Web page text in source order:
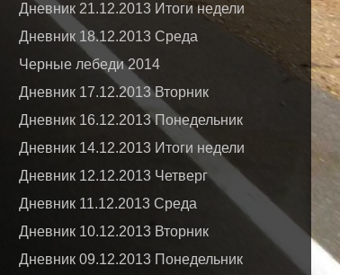
Дневник 21.12.2013 Итоги недели
Дневник 18.12.2013 Среда
Черные лебеди 2014
Дневник 17.12.2013 Вторник
Дневник 16.12.2013 Понедельник
Дневник 14.12.2013 Итоги недели
Дневник 12.12.2013 Четверг
Дневник 11.12.2013 Среда
Дневник 10.12.2013 Вторник
Дневник 09.12.2013 Понедельник